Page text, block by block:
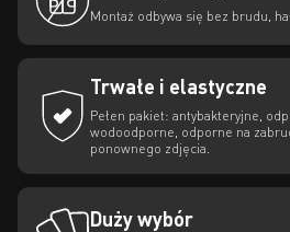
Montaż odbywa się bez brudu,
Trwałe i elastyczne
Pełen pakiet: antybakteryjne,
wodoodporne, odporne na
ponownego zdjęcia.
Duży wybór